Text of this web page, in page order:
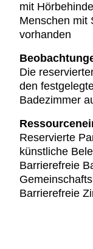
mit
Menschen mit
vorhanden
Die
den
Badezimmer
Reservierte
künstliche
Barrierefreie
Barrierefreie